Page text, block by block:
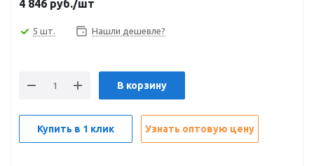
4 846 руб./шт
5 шт. Нашли дешевле?
В корзину
Купить в 1 клик Узнать оптовую цену